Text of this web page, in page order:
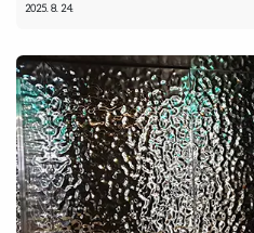
2025. 8. 24.